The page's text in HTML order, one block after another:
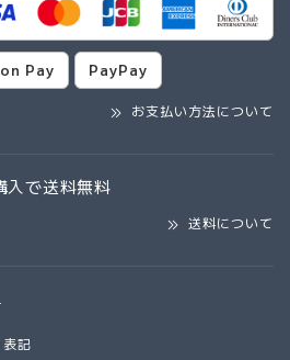
Pay PayPay
お支払い方法について
入で送料無料
送料について
記